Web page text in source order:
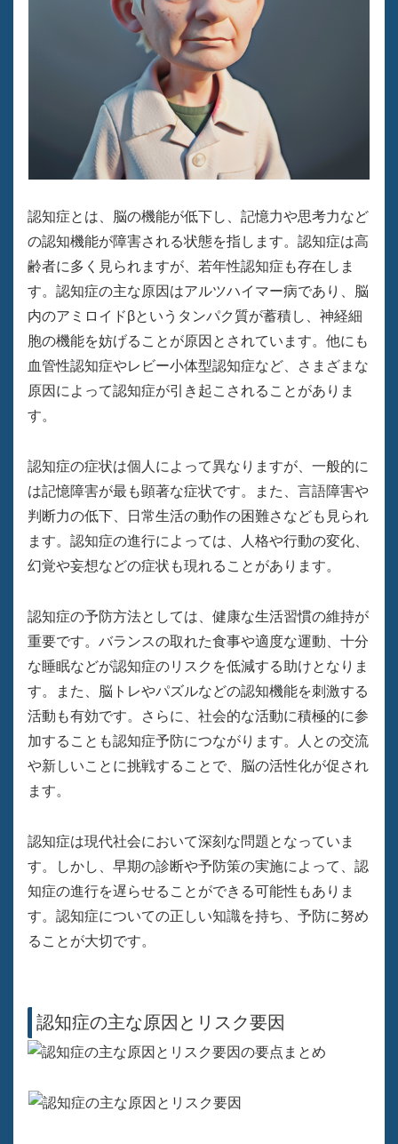
認知症とは、脳の機能が低下し、記憶力や思考力など
の認知機能が障害される状態を指します。認知症は高
齢者に多く見られますが、若年性認知症も存在しま
す。認知症の主な原因はアルツハイマー病であり、脳
内のアミロイドβというタンパク質が蓄積し、神経細
胞の機能を妨げることが原因とされています。他にも
血管性認知症やレビー小体型認知症など、さまざまな
原因によって認知症が引き起こされることがありま
す。
認知症の症状は個人によって異なりますが、一般的に
は記憶障害が最も顕著な症状です。また、言語障害や
判断力の低下、日常生活の動作の困難さなども見られ
ます。認知症の進行によっては、人格や行動の変化、
幻覚や妄想などの症状も現れることがあります。
認知症の予防方法としては、健康な生活習慣の維持が
重要です。バランスの取れた食事や適度な運動、十分
な睡眠などが認知症のリスクを低減する助けとなりま
す。また、脳トレやパズルなどの認知機能を刺激する
活動も有効です。さらに、社会的な活動に積極的に参
加することも認知症予防につながります。人との交流
や新しいことに挑戦することで、脳の活性化が促され
ます。
認知症は現代社会において深刻な問題となっていま
す。しかし、早期の診断や予防策の実施によって、認
知症の進行を遅らせることができる可能性もありま
す。認知症についての正しい知識を持ち、予防に努め
ることが大切です。
認知症の主な原因とリスク要因